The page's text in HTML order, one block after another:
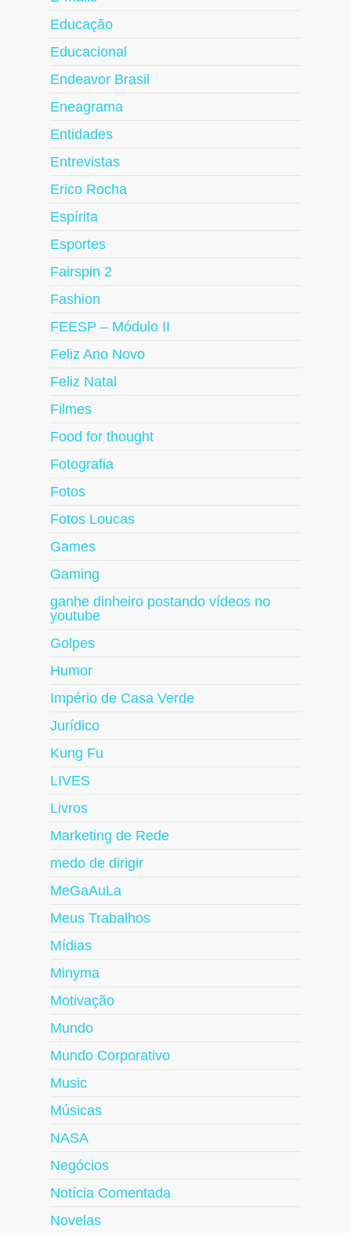
Educação
Educacional
Endeavor Brasil
Eneagrama
Entidades
Entrevistas
Erico Rocha
Espírita
Esportes
Fairspin 2
Fashion
FEESP – Módulo II
Feliz Ano Novo
Feliz Natal
Filmes
Food for thought
Fotografia
Fotos
Fotos Loucas
Games
Gaming
ganhe dinheiro postando vídeos no
youtube
Golpes
Humor
Império de Casa Verde
Jurídico
Kung Fu
LIVES
Livros
Marketing de Rede
medo de dirigir
MeGaAuLa
Meus Trabalhos
Mídias
Minyma
Motivação
Mundo
Mundo Corporativo
Music
Músicas
NASA
Negócios
Notícia Comentada
Novelas